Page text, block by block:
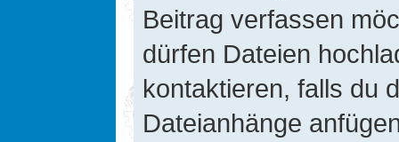
Beitrag verfassen
dürfen Dateien
kontaktieren, falls du
Dateianhänge